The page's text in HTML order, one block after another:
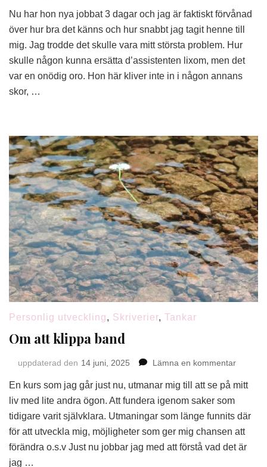
siktet
inställt
på
relationer
Nu har hon nya jobbat 3 dagar och jag är faktiskt förvånad
över hur bra det känns och hur snabbt jag tagit henne till
mig. Jag trodde det skulle vara mitt största problem. Hur
skulle någon kunna ersätta d’assistenten lixom, men det
var en onödig oro. Hon här kliver inte in i någon annans
skor, …
Personlig utveckling, Skriverier, Tankar
Om att klippa band
uppdaterad den 14 juni, 2025 Lämna en kommentarpå
att
band
En kurs som jag går just nu, utmanar mig till att se på mitt
liv med lite andra ögon. Att fundera igenom saker som
tidigare varit självklara. Utmaningar som länge funnits där
för att utveckla mig, möjligheter som ger mig chansen att
förändra o.s.v Just nu jobbar jag med att förstå vad det är
jag …